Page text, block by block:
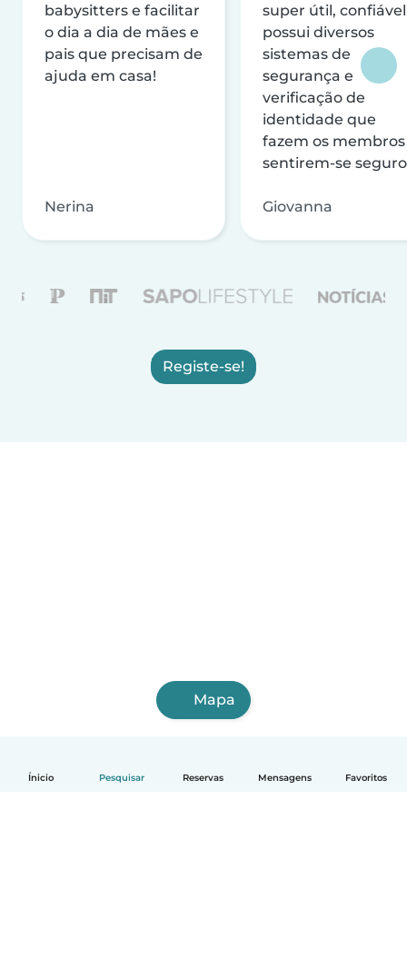
Ínicio Pesquisar Reservas Mensagens Favoritos
babysitters e facilitar
o dia a dia de mães e
pais que precisam de
ajuda em casa!
Nerina
super útil,
possui diversos
sistemas de
segurança e
verificação de
identidade que
fazem os membros
sentirem-se
Giovanna
Registe-se!
Mapa